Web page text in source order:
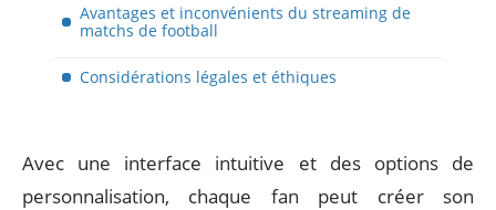
Avantages et inconvénients du streaming de
matchs de football
Considérations légales et éthiques
Avec une interface intuitive et des options de
personnalisation, chaque fan peut créer son